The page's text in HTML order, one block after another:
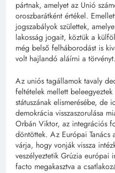
pártnak, amelyet az Unió
oroszbarátként értékel.
jogszabályok születtek,
lakosság jogait, köztük a
még belső felháborodást is
volt hajlandó aláírni a törvényt.
Az uniós tagállamok tavaly
feltételek mellett
státuszának elismerésébe, de
demokrácia visszaszorulása
Orbán Viktor, az integrációs
döntöttek. Az Európai Tanács
várja, hogy vonják vissza
veszélyeztetik Grúzia európai
facto megakasztva a